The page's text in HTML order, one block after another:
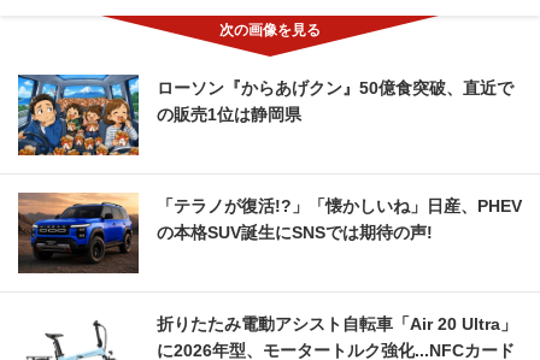
ローソン『からあげクン』50億食突破、直近で
の販売1位は静岡県
「テラノが復活!?」「懐かしいね」日産、PHEV
の本格SUV誕生にSNSでは期待の声!
折りたたみ電動アシスト自転車「Air 20 Ultra」
に2026年型、モータートルク強化...NFCカード